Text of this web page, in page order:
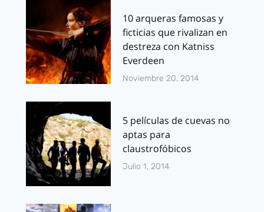
10 arqueras famosas y
ficticias que rivalizan en
destreza con Katniss
Everdeen
Noviembre 20, 2014
5 películas de cuevas no
aptas para
claustrofóbicos
Julio 1, 2014